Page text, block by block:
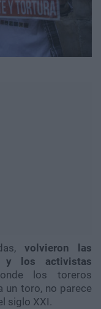
volvieron las
y los activistas
los toreros
un toro, no parece
siglo XXI.